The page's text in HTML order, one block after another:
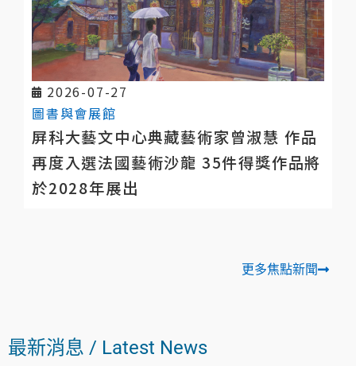
更多焦點新聞
最新消息 / Latest News